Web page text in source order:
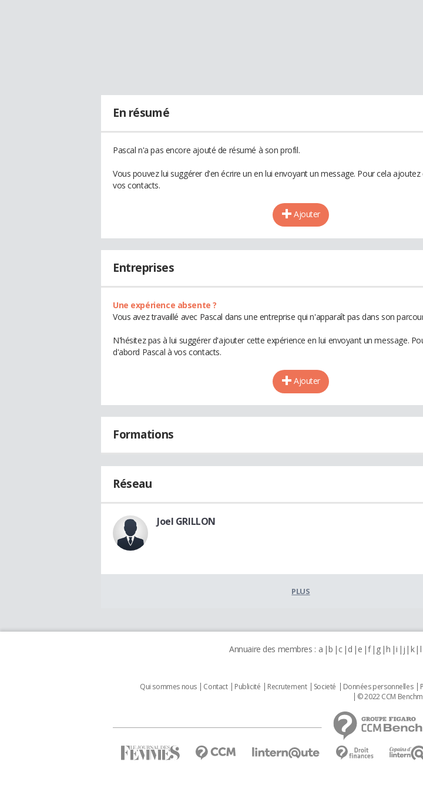
En résumé
Pascal n'a pas encore ajouté de résumé à son profil.
Vous pouvez lui suggérer d'en écrire un en lui envoyant un message. Pour cela
vos contacts.
Ajouter
Entreprises
Une expérience absente ?
Vous avez travaillé avec Pascal dans une entreprise qui n'apparaît pas dans son
N'hésitez pas à lui suggérer d'ajouter cette expérience en lui envoyant un message.
d'abord Pascal à vos contacts.
Ajouter
Formations
Réseau
Joel GRILLON
PLUS
Annuaire des membres : a b c d e f g h i j k l
Qui sommes nous Contact Publicité Recrutement Societé Données personnelles
© 2022 CCM